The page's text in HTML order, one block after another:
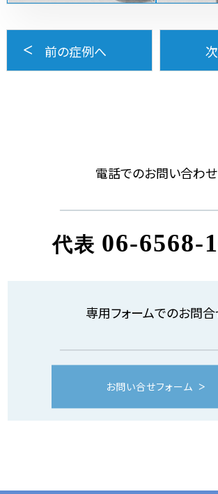
前の症例へ
電話でのお問い合わせ
代表 06-6568-
専用フォームでのお問
お問い合せフォーム